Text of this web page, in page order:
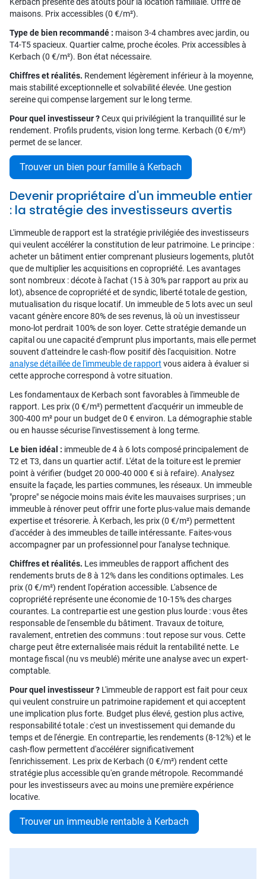
maisons. Prix accessibles (0 €/m²).
Type de bien recommandé : maison 3-4 chambres avec jardin, ou
T4-T5 spacieux. Quartier calme, proche écoles. Prix accessibles à
Kerbach (0 €/m²). Bon état nécessaire.
Chiffres et réalités. Rendement légèrement inférieur à la moyenne,
mais stabilité exceptionnelle et solvabilité élevée. Une gestion
sereine qui compense largement sur le long terme.
Pour quel investisseur ?Ceux qui privilégient la tranquillité sur le
rendement. Profils prudents, vision long terme. Kerbach (0 €/m²)
permet de se lancer.
Trouver un bien pour famille à Kerbach
Devenir propriétaire d'un immeuble entier
: la stratégie des investisseurs avertis
L'immeuble de rapport est la stratégie privilégiée des investisseurs
qui veulent accélérer la constitution de leur patrimoine. Le principe :
acheter un bâtiment entier comprenant plusieurs logements, plutôt
que de multiplier les acquisitions en copropriété. Les avantages
sont nombreux : décote à l'achat (15 à 30% par rapport au prix au
lot), absence de copropriété et de syndic, liberté totale de gestion,
mutualisation du risque locatif. Un immeuble de 5 lots avec un seul
vacant génère encore 80% de ses revenus, là où un investisseur
mono-lot perdrait 100% de son loyer. Cette stratégie demande un
capital ou une capacité d'emprunt plus importants, mais elle permet
souvent d'atteindre le cash-flow positif dès l'acquisition. Notre
analyse détaillée de l'immeuble de rapport vous aidera à évaluer si
cette approche correspond à votre situation.
Les fondamentaux de Kerbach sont favorables à l'immeuble de
rapport. Les prix (0 €/m²) permettent d'acquérir un immeuble de
300-400 m² pour un budget de 0 € environ. La démographie stable
ou en hausse sécurise l'investissement à long terme.
Le bien idéal : immeuble de 4 à 6 lots composé principalement de
T2 et T3, dans un quartier actif. L'état de la toiture est le premier
point à vérifier (budget 20 000-40 000 € si à refaire). Analysez
ensuite la façade, les parties communes, les réseaux. Un immeuble
"propre" se négocie moins mais évite les mauvaises surprises ; un
immeuble à rénover peut offrir une forte plus-value mais demande
expertise et trésorerie. À Kerbach, les prix (0 €/m²) permettent
d'accéder à des immeubles de taille intéressante. Faites-vous
accompagner par un professionnel pour l'analyse technique.
Chiffres et réalités. Les immeubles de rapport affichent des
rendements bruts de 8 à 12% dans les conditions optimales. Les
prix (0 €/m²) rendent l'opération accessible. L'absence de
copropriété représente une économie de 10-15% des charges
courantes. La contrepartie est une gestion plus lourde : vous êtes
responsable de l'ensemble du bâtiment. Travaux de toiture,
ravalement, entretien des communs : tout repose sur vous. Cette
charge peut être externalisée mais réduit la rentabilité nette. Le
montage fiscal (nu vs meublé) mérite une analyse avec un expert-
comptable.
Pour quel investisseur ? L'immeuble de rapport est fait pour ceux
qui veulent construire un patrimoine rapidement et qui acceptent
une implication plus forte. Budget plus élevé, gestion plus active,
responsabilité totale : c'est un investissement qui demande du
temps et de l'énergie. En contrepartie, les rendements (8-12%) et le
cash-flow permettent d'accélérer significativement
l'enrichissement. Les prix de Kerbach (0 €/m²) rendent cette
stratégie plus accessible qu'en grande métropole. Recommandé
pour les investisseurs avec au moins une première expérience
locative.
Trouver un immeuble rentable à Kerbach